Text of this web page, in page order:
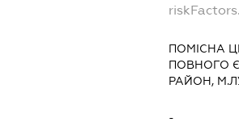
ПОМІСНА
ПОВНОГО
РАЙОН,
-